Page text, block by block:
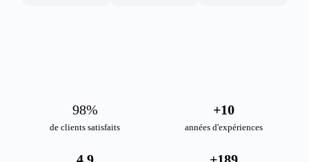
de clients satisfaits
98%
années d'expériences
+10